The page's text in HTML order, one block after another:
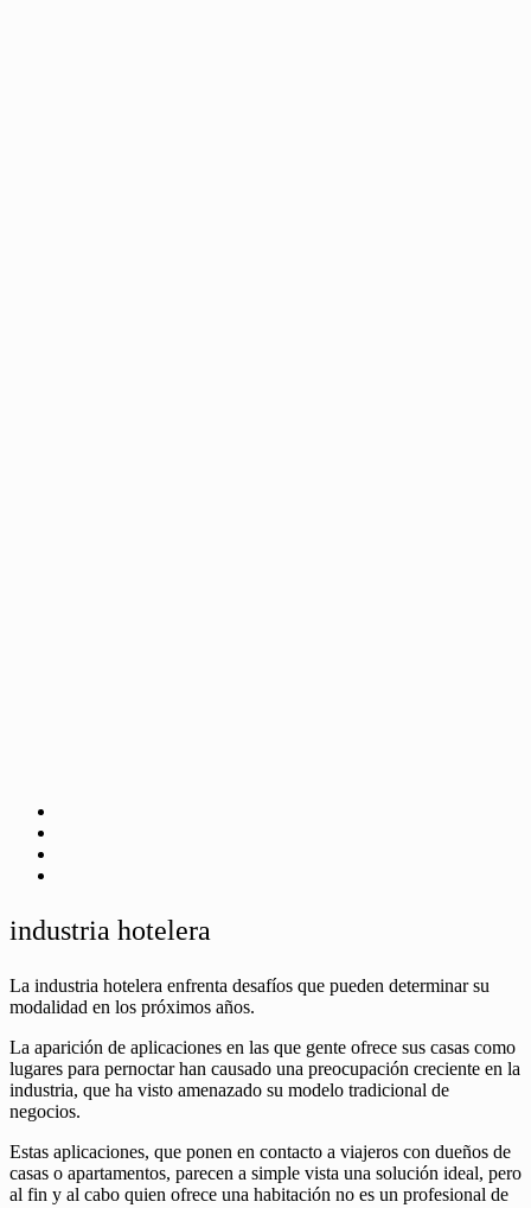
industria hotelera
La industria hotelera enfrenta desafíos que pueden determinar su
modalidad en los próximos años.
La aparición de aplicaciones en las que gente ofrece sus casas como
lugares para pernoctar han causado una preocupación creciente en la
industria, que ha visto amenazado su modelo tradicional de
negocios.
Estas aplicaciones, que ponen en contacto a viajeros con dueños de
casas o apartamentos, parecen a simple vista una solución ideal, pero
al fin y al cabo quien ofrece una habitación no es un profesional de